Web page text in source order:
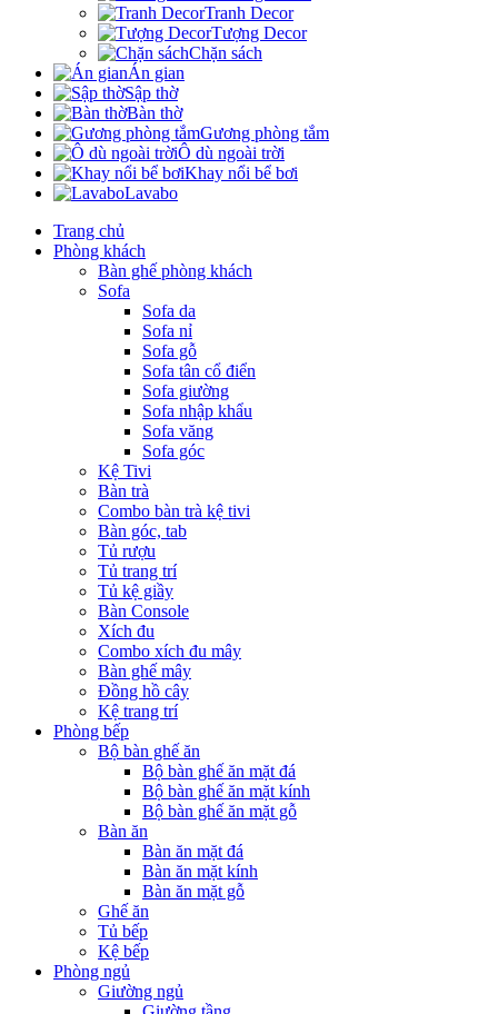
Tranh Decor
Tượng Decor
Chặn sách
Án gian
Sập thờ
Bàn thờ
Gương phòng tắm
Ô dù ngoài trời
Khay nổi bể bơi
Lavabo
Trang chủ
Phòng khách
Bàn ghế phòng khách
Sofa
Sofa da
Sofa nỉ
Sofa gỗ
Sofa tân cổ điển
Sofa giường
Sofa nhập khẩu
Sofa văng
Sofa góc
Kệ Tivi
Bàn trà
Combo bàn trà kệ tivi
Bàn góc, tab
Tủ rượu
Tủ trang trí
Tủ kệ giầy
Bàn Console
Xích đu
Combo xích đu mây
Bàn ghế mây
Đồng hồ cây
Kệ trang trí
Phòng bếp
Bộ bàn ghế ăn
Bộ bàn ghế ăn mặt đá
Bộ bàn ghế ăn mặt kính
Bộ bàn ghế ăn mặt gỗ
Bàn ăn
Bàn ăn mặt đá
Bàn ăn mặt kính
Bàn ăn mặt gỗ
Ghế ăn
Tủ bếp
Kệ bếp
Phòng ngủ
Giường ngủ